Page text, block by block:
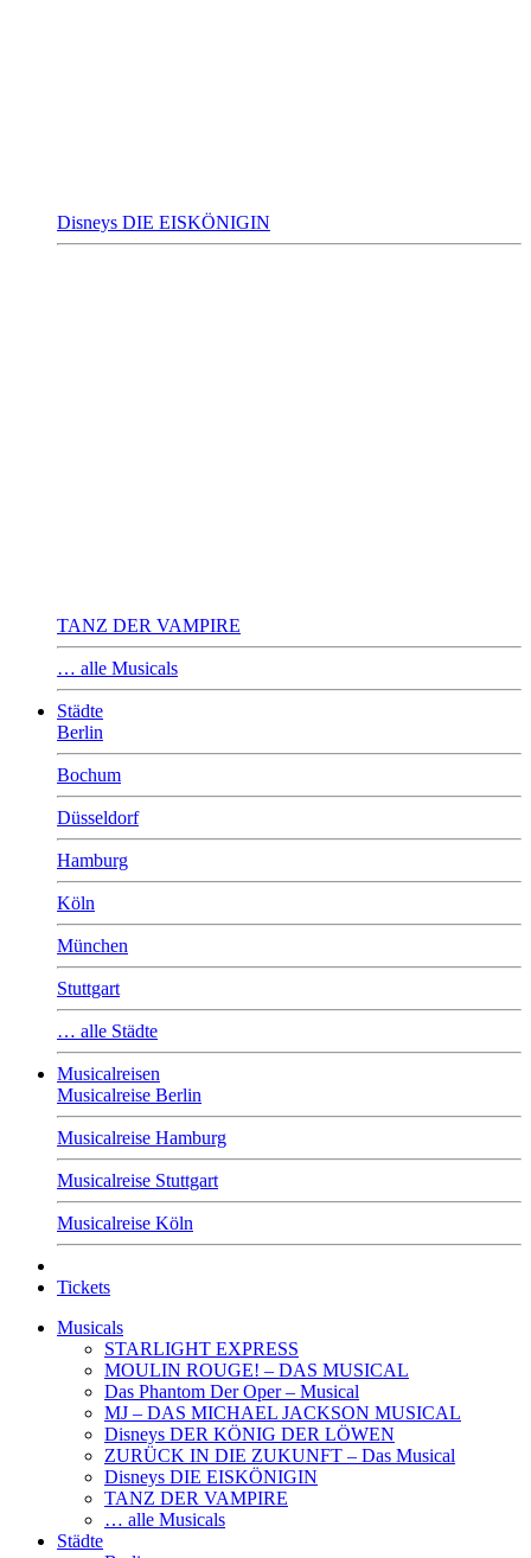
Disneys DIE EISKÖNIGIN
TANZ DER VAMPIRE
… alle Musicals
Städte
Berlin
Bochum
Düsseldorf
Hamburg
Köln
München
Stuttgart
… alle Städte
Musicalreisen
Musicalreise Berlin
Musicalreise Hamburg
Musicalreise Stuttgart
Musicalreise Köln
Tickets
Musicals
STARLIGHT EXPRESS
MOULIN ROUGE! – DAS MUSICAL
Das Phantom Der Oper – Musical
MJ – DAS MICHAEL JACKSON MUSICAL
Disneys DER KÖNIG DER LÖWEN
ZURÜCK IN DIE ZUKUNFT – Das Musical
Disneys DIE EISKÖNIGIN
TANZ DER VAMPIRE
… alle Musicals
Städte